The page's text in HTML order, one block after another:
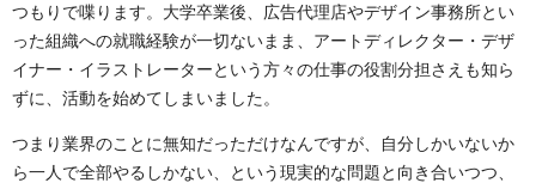
つもりで喋ります。大学卒業後、広告代理店やデザイン事務所とい
った組織への就職経験が一切ないまま、アートディレクター・デザ
イナー・イラストレーターという方々の仕事の役割分担さえも知ら
ずに、活動を始めてしまいました。
つまり業界のことに無知だっただけなんですが、自分しかいないか
ら一人で全部やるしかない、という現実的な問題と向き合いつつ、